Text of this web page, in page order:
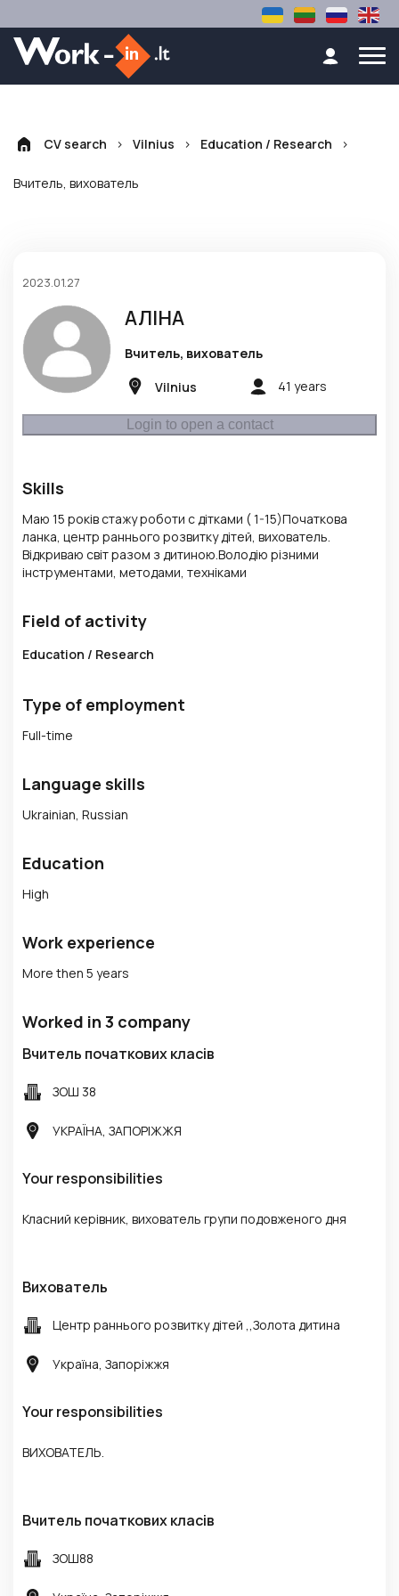
CV search > Vilnius > Education / Research >
Вчитель, вихователь
2023.01.27
АЛІНА
Вчитель, вихователь
Vilnius
41 years
Login to open a contact
Skills
Маю 15 років стажу роботи с дітками ( 1-15)Початкова
ланка, центр раннього розвитку дітей, вихователь.
Відкриваю світ разом з дитиною.Володію різними
інструментами, методами, техніками
Field of activity
Education / Research
Type of employment
Full-time
Language skills
Ukrainian, Russian
Education
High
Work experience
More then 5 years
Вчитель початкових класів
ЗОШ 38
УКРАЇНА, ЗАПОРІЖЖЯ
Your responsibilities
Класний керівник, вихователь групи подовженого дня
Вихователь
Центр раннього розвитку дітей ,,Золота дитина
Україна, Запоріжжя
Your responsibilities
ВИХОВАТЕЛЬ.
Вчитель початкових класів
ЗОШ88
Worked in 3 company